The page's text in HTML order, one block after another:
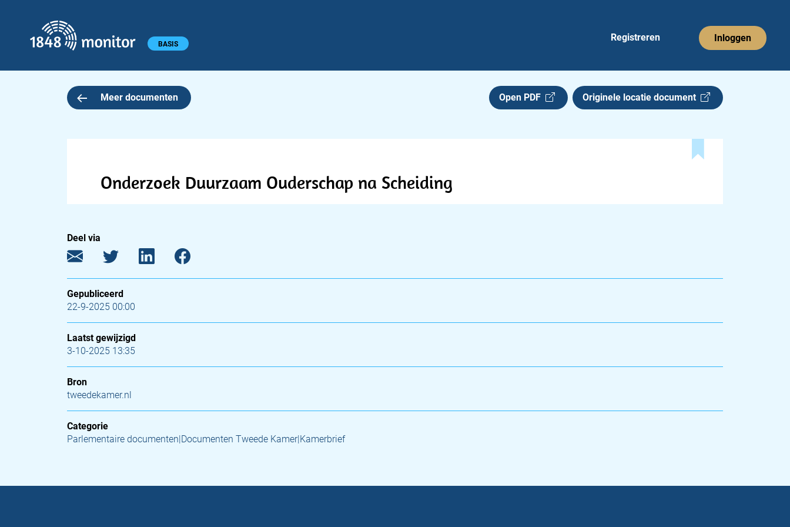
Hoofdmenu BASIS
Registreren Inloggen
Meer documenten Open PDF Originele locatie document
Onderzoek Duurzaam Ouderschap na Scheiding
Deel via
Gepubliceerd
22-9-2025 00:00
Laatst gewijzigd
3-10-2025 13:35
Bron
tweedekamer.nl
Categorie
Parlementaire documenten|Documenten Tweede Kamer|Kamerbrief